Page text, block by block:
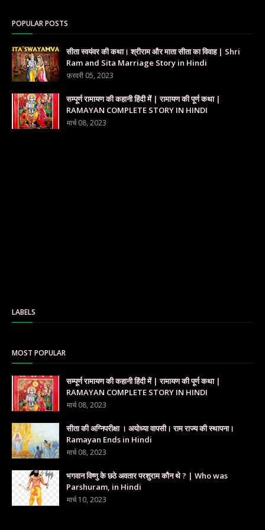
POPULAR POSTS
सीता स्वयंवर की कथा। श्रीराम और माता सीता का विवाह | Shri
Ram and Sita Marriage Story in Hindi
फ़रवरी 05, 2023
सम्पूर्ण रामायण की कहानी हिंदी में | रामायण की पूर्ण कथा |
RAMAYAN COMPLETE STORY IN HINDI
मार्च 08, 2023
LABELS
MOST POPULAR
सम्पूर्ण रामायण की कहानी हिंदी में | रामायण की पूर्ण कथा |
RAMAYAN COMPLETE STORY IN HINDI
मार्च 08, 2023
सीता की अग्निपरीक्षा । अयोध्या वापसी। राम राज्य की स्थापना।
Ramayan Ends in Hindi
मार्च 08, 2023
भगवान विष्णु के छठे अवतार परशुराम कौन थे ? | Who was
Parshuram, in Hindi
मार्च 10, 2023